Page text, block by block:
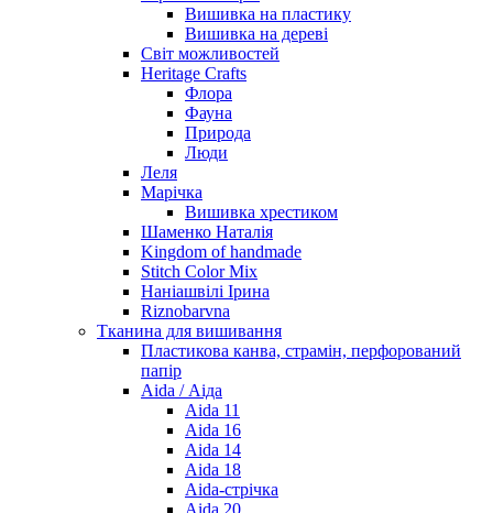
Вишивка на пластику
Вишивка на дереві
Світ можливостей
Heritage Crafts
Флора
Фауна
Природа
Люди
Леля
Марічка
Вишивка хрестиком
Шаменко Наталія
Kingdom of handmade
Stitch Color Mix
Наніашвілі Ірина
Riznobarvna
Тканина для вишивання
Пластикова канва, страмін, перфорований
папір
Aida / Аіда
Aida 11
Aida 16
Aida 14
Aida 18
Aida-стрічка
Aida 20